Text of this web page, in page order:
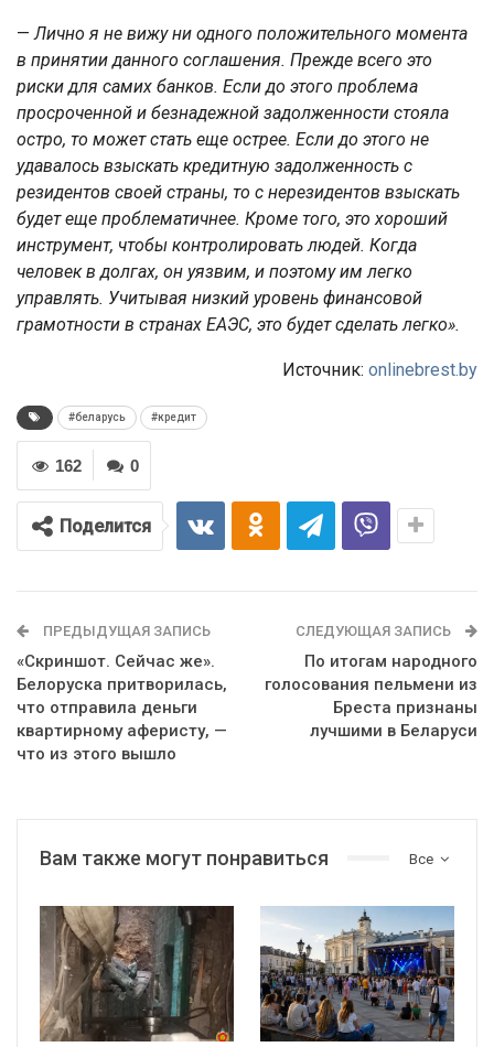
— Лично я не вижу ни одного положительного момента
в принятии данного соглашения. Прежде всего это
риски для самих банков. Если до этого проблема
просроченной и безнадежной задолженности стояла
остро, то может стать еще острее. Если до этого не
удавалось взыскать кредитную задолженность с
резидентов своей страны, то с нерезидентов взыскать
будет еще проблематичнее. Кроме того, это хороший
инструмент, чтобы контролировать людей. Когда
человек в долгах, он уязвим, и поэтому им легко
управлять. Учитывая низкий уровень финансовой
грамотности в странах ЕАЭС, это будет сделать легко».
Источник: onlinebrest.by
#беларусь #кредит
0
162
Поделится
ПРЕДЫДУЩАЯ ЗАПИСЬ
«Скриншот. Сейчас же».
Белоруска притворилась,
что отправила деньги
квартирному аферисту, —
что из этого вышло
СЛЕДУЮЩАЯ ЗАПИСЬ
По итогам народного
голосования пельмени из
Бреста признаны
лучшими в Беларуси
Все
Вам также могут понравиться